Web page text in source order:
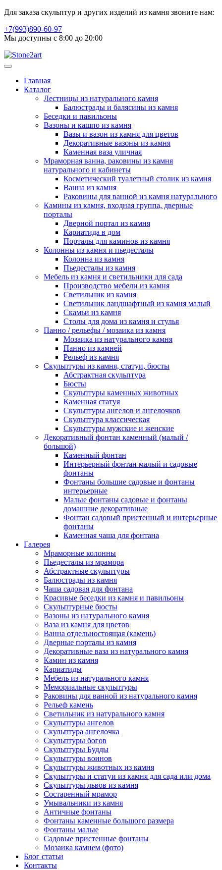
Для заказа скульптур и других изделий из камня звоните нам:
+7(993)890-60-97
Мы доступны с 8:00 до 20:00
Главная
Каталог
Лестницы из натурального камня
Балюстрады и балясины из камня
Беседки и павильоны
Вазоны и кашпо из камня
Вазы и вазон из камня для цветов
Декоративные вазоны из камня
Каменная ваза уличная
Мраморная ванна, раковины из камня
натурального и кабинеты
Косметический туалетный столик из камня
Ванна из камня
Раковины для ванной из камня натурального
Камины из камня, входная группа, дверные
порталы
Дверной портал из камня
Кариатида в дом
Порталы для каминов из камня
Колонны из камня и пьедесталы
Колонна из камня
Пьедесталы из камня
Мебель из камня и светильники для сада
Производство мебели из камня
Светильник из камня
Светильник ландшафтный из камня малый
Скамьи из камня
Столы для дома из камня и стулья
Панно / рельефы / мозаика из камня
Мозаика из натурального камня
Панно из камней
Рельеф из камня
Скульптуры из камня, статуи, бюсты
Абстрактная скульптура
Бюсты
Скульптуры каменных животных
Каменная статуя
Скульптуры ангелов и ангелочков
Скульптура классическая
Скульптуры мужские и женские
Декоративный фонтан каменный (малый /
большой)
Каменный фонтан
Интерьерный фонтан малый и садовые
фонтаны
Фонтаны большие садовые и фонтаны
интерьерные
Малые фонтаны садовые и фонтаны
домашние декоративные
Фонтан садовый пристенный и интерьерные
фонтаны
Каменная чаша для фонтана
Галерея
Мраморные колонны
Пьедесталы из мрамора
Абстрактные скульптуры
Балюстрады из камня
Чаша садовая для фонтана
Красивые беседки из камня и павильоны
Скульптурные бюсты
Вазоны из натурального камня
Ваза из камня для цветов
Ванна отдельностоящая (камень)
Дверные порталы из камня
Декоративные ваза из натурального камня
Камин из камня
Кариатиды
Мебель из натурального камня
Мемориальные скульптуры
Раковины для ванной из натурального камня
Рельеф камень
Светильник из натурального камня
Скульптуры ангелов
Скульптура ангелочка
Скульптуры богов
Скульптуры Будды
Скульптуры воинов
Скульптуры животных из камня
Скульптуры и статуи из камня для сада или дома
Скульптуры львов из камня
Состаренный мрамор
Умывальники из камня
Античные фонтаны
Фонтаны каменные большого размера
Фонтаны малые
Садовые пристенные фонтаны
Мозаика камнем (фото)
Блог статьи
Контакты